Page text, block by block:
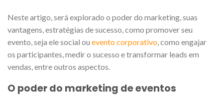
Neste artigo, será explorado o poder do marketing, suas
vantagens, estratégias de sucesso, como promover seu
evento, seja ele social ou evento corporativo , como engajar
os participantes, medir o sucesso e transformar leads em
vendas, entre outros aspectos.
O poder do marketing de eventos